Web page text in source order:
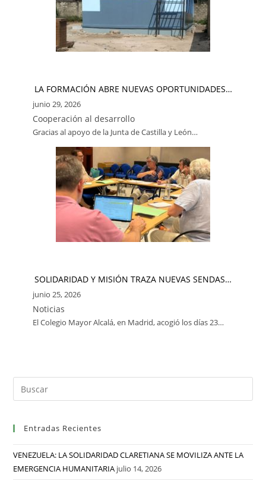
LA FORMACIÓN ABRE NUEVAS OPORTUNIDADES…
junio 29, 2026
Cooperación al desarrollo
Gracias al apoyo de la Junta de Castilla y León…
SOLIDARIDAD Y MISIÓN TRAZA NUEVAS SENDAS…
junio 25, 2026
Noticias
El Colegio Mayor Alcalá, en Madrid, acogió los días 23…
Entradas Recientes
VENEZUELA: LA SOLIDARIDAD CLARETIANA SE MOVILIZA ANTE LA
EMERGENCIA HUMANITARIA julio 14, 2026